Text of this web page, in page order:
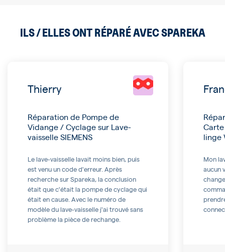
ILS / ELLES ONT RÉPARÉ AVEC SPAREKA
Thierry
Réparation de Pompe de
Vidange / Cyclage sur Lave-
vaisselle SIEMENS
Le lave-vaisselle lavait moins bien, puis
est venu un code d'erreur. Après
recherche sur Spareka, la conclusion
était que c'était la pompe de cyclage qui
était en cause. Avec le numéro de
modèle du lave-vaisselle j'ai trouvé sans
problème la pièce de rechange.
linge
Mon
aucun